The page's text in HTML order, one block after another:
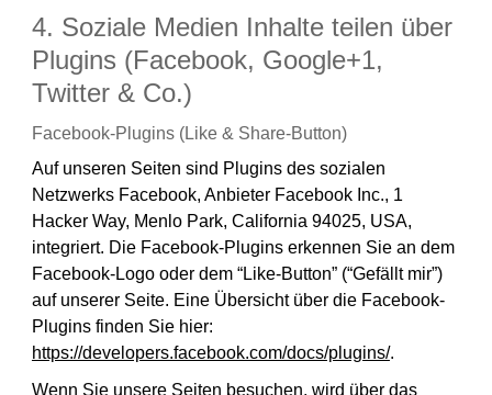
4. Soziale Medien Inhalte teilen über
Plugins (Facebook, Google+1,
Twitter & Co.)
Facebook-Plugins (Like & Share-Button)
Auf unseren Seiten sind Plugins des sozialen
Netzwerks Facebook, Anbieter Facebook Inc., 1
Hacker Way, Menlo Park, California 94025, USA,
integriert. Die Facebook-Plugins erkennen Sie an dem
Facebook-Logo oder dem “Like-Button” (“Gefällt mir”)
auf unserer Seite. Eine Übersicht über die Facebook-
Plugins finden Sie hier:
https://developers.facebook.com/docs/plugins/.
Wenn Sie unsere Seiten besuchen, wird über das